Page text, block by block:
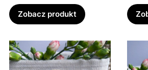
Zobacz produkt